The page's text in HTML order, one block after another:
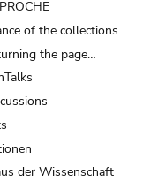
of the collections
the page…
der Wissenschaft